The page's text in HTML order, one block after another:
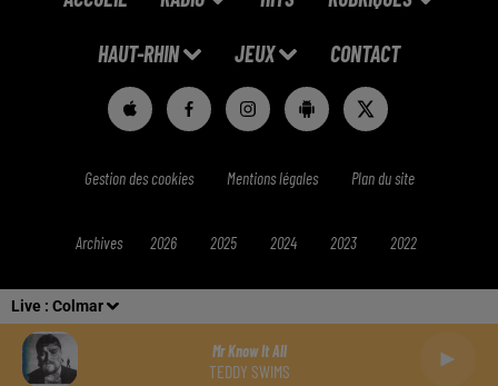
Live : Colmar
Mr Know It All
TEDDY SWIMS
HAUT-RHIN JEUX CONTACT
Gestion des cookies Mentions légales Plan du site
Archives 2026 2025 2024 2023 2022